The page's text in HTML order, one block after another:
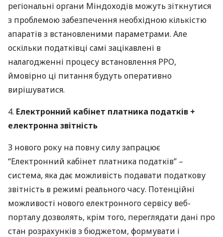
регіональні органи Міндоходів можуть зіткнутися
з проблемою забезпечення необхідною кількістю
апаратів з встановленими параметрами. Але
оскільки податківці самі зацікавлені в
налагодженні процесу встановлення РРО,
ймовірно ці питання будуть оперативно
вирішуватися.
4. Електронний кабінет платника податків +
електронна звітність
З нового року на повну силу запрацює
“Електронний кабінет платника податків” –
система, яка дає можливість подавати податкову
звітність в режимі реального часу. Потенційні
можливості нового електронного сервісу веб-
порталу дозволять, крім того, переглядати дані про
стан розрахунків з бюджетом, формувати і